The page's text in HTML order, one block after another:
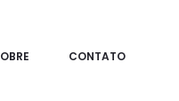
CONTATO